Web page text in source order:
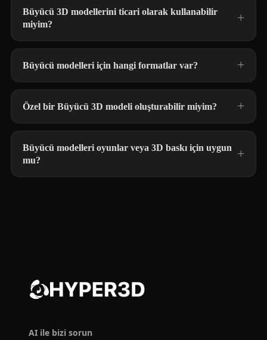
Büyücü 3D modellerini ticari olarak kullanabilir
miyim?
Büyücü modelleri için hangi formatlar var?
Özel bir Büyücü 3D modeli oluşturabilir miyim?
Büyücü modelleri oyunlar veya 3D baskı için uygun
mu?
AI ile bizi sorun